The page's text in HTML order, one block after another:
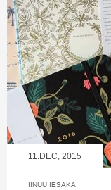
11.DEC, 2015
IINUU IESAKA